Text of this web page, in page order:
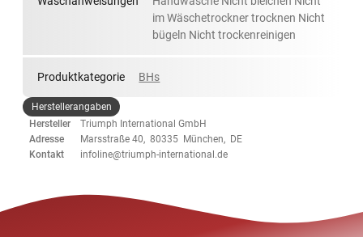
im Wäschetrockner trocknen Nicht
bügeln Nicht trockenreinigen
Produktkategorie BHs
Herstellerangaben
Hersteller
Triumph International GmbH
Adresse
Marsstraße 40, 80335 München, DE
Kontakt
infoline@triumph-international.de